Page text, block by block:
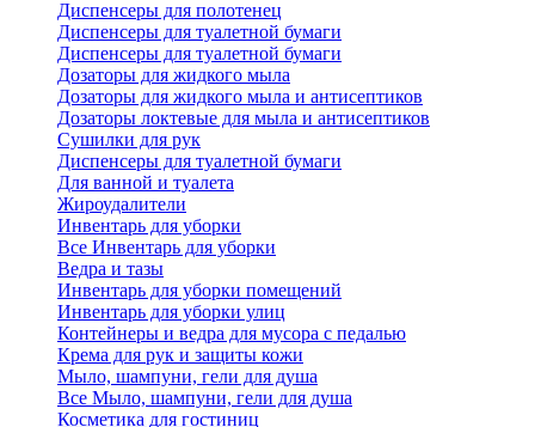
Диспенсеры для полотенец
Диспенсеры для туалетной бумаги
Диспенсеры для туалетной бумаги
Дозаторы для жидкого мыла
Дозаторы для жидкого мыла и антисептиков
Дозаторы локтевые для мыла и антисептиков
Сушилки для рук
Диспенсеры для туалетной бумаги
Для ванной и туалета
Жироудалители
Инвентарь для уборки
Все Инвентарь для уборки
Ведра и тазы
Инвентарь для уборки помещений
Инвентарь для уборки улиц
Контейнеры и ведра для мусора с педалью
Крема для рук и защиты кожи
Мыло, шампуни, гели для душа
Все Мыло, шампуни, гели для душа
Косметика для гостиниц